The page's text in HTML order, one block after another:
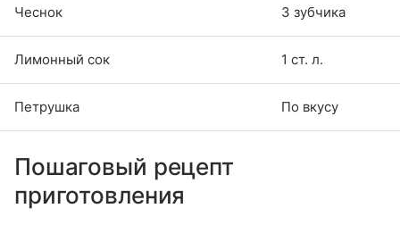
Чеснок 3 зубчика
Лимонный сок 1 ст. л.
Петрушка По вкусу
Пошаговый рецепт
приготовления